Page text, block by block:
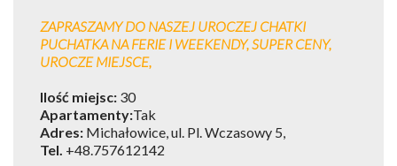
ZAPRASZAMY DO NASZEJ UROCZEJ CHATKI
PUCHATKA NA FERIE I WEEKENDY, SUPER CENY,
UROCZE MIEJSCE,
Ilość miejsc: 30
Apartamenty:Tak
Adres: Michałowice, ul. Pl. Wczasowy 5,
Tel. +48.757612142